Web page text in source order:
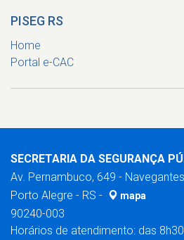
PISEG RS
Home
Portal e-CAC
SECRETARIA DA SEGURANÇA
Av. Pernambuco, 649 - Navegantes
Porto Alegre - RS -
mapa
90240-003
Horários de atendimento: das